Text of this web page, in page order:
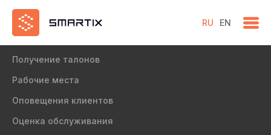
RU EN
Продукт
Получение талонов
Рабочие места
Оповещения клиентов
Оценка обслуживания